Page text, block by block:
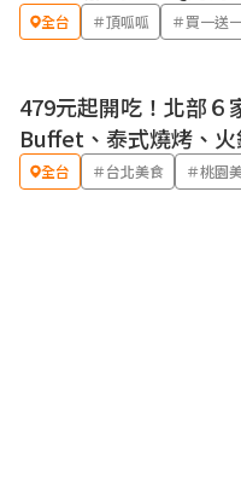
全台 ＃頂呱呱 ＃買一送
優惠
479元起開吃！北部６
Buffet、泰式燒烤、火
全台 ＃台北美食 ＃桃園